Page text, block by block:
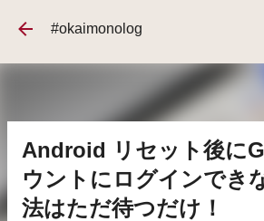
スキップしてメイン コンテ
#okaimonolog
Android リセット後に
ウントにログインでき
法はただ待つだけ！